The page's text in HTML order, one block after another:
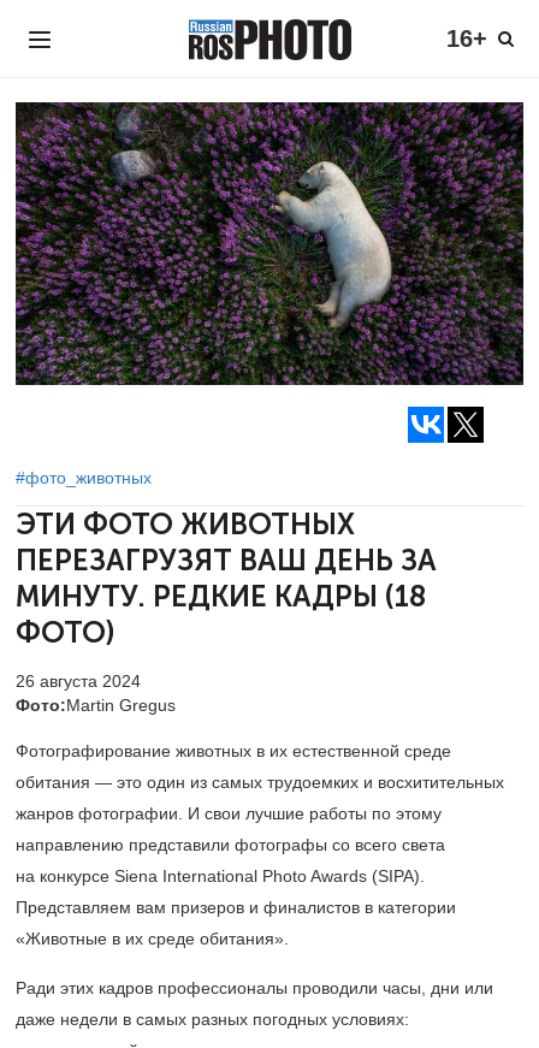
16+
#фото_животных
ЭТИ ФОТО ЖИВОТНЫХ
ПЕРЕЗАГРУЗЯТ ВАШ ДЕНЬ ЗА
МИНУТУ. РЕДКИЕ КАДРЫ (18
ФОТО)
26 августа 2024
Фото:Martin Gregus
Фотографирование животных в их естественной среде
обитания — это один из самых трудоемких и восхитительных
жанров фотографии. И свои лучшие работы по этому
направлению представили фотографы со всего света
на конкурсе Siena International Photo Awards (SIPA).
Представляем вам призеров и финалистов в категории
«Животные в их среде обитания».
Ради этих кадров профессионалы проводили часы, дни или
даже недели в самых разных погодных условиях: